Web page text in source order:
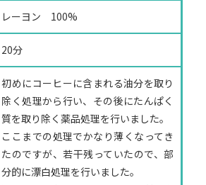
レーヨン 100%
20分
初めにコーヒーに含まれる油分を取り
除く処理から行い、その後にたんぱく
質を取り除く薬品処理を行いました。
ここまでの処理でかなり薄くなってき
たのですが、若干残っていたので、部
分的に漂白処理を行いました。